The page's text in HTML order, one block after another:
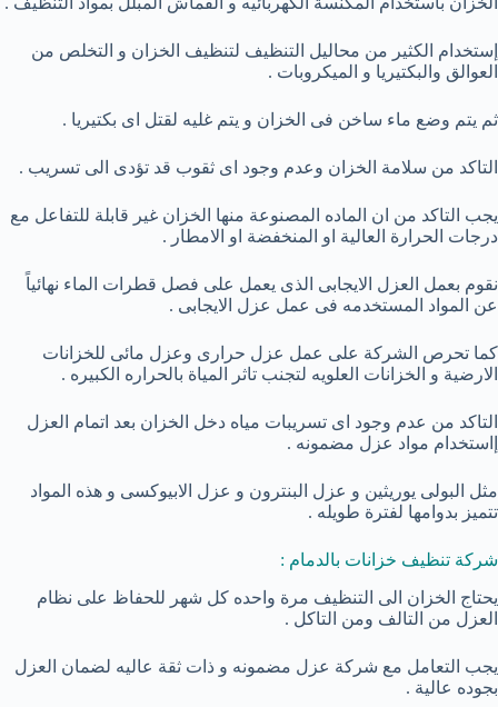
إستخدام الكثير من محاليل التنظيف لتنظيف الخزان و التخلص من
العوالق والبكتيريا و الميكروبات .
ثم يتم وضع ماء ساخن فى الخزان و يتم غليه لقتل اى بكتيريا .
التاكد من سلامة الخزان وعدم وجود اى ثقوب قد تؤدى الى تسريب .
يجب التاكد من ان الماده المصنوعة منها الخزان غير قابلة للتفاعل مع
درجات الحرارة العالية او المنخفضة او الامطار .
نقوم بعمل العزل الايجابى الذى يعمل على فصل قطرات الماء نهائياً
عن المواد المستخدمه فى عمل عزل الايجابى .
كما تحرص الشركة على عمل عزل حرارى وعزل مائى للخزانات
الارضية و الخزانات العلويه لتجنب تاثر المياة بالحراره الكبيره .
التاكد من عدم وجود اى تسريبات مياه دخل الخزان بعد اتمام العزل
إاستخدام مواد عزل مضمونه .
مثل البولى يوريثين و عزل البنترون و عزل الابيوكسى و هذه المواد
تتميز بدوامها لفترة طويله .
شركة تنظيف خزانات بالدمام :
يحتاج الخزان الى التنظيف مرة واحده كل شهر للحفاظ على نظام
العزل من التالف ومن التاكل .
يجب التعامل مع شركة عزل مضمونه و ذات ثقة عاليه لضمان العزل
بجوده عالية .